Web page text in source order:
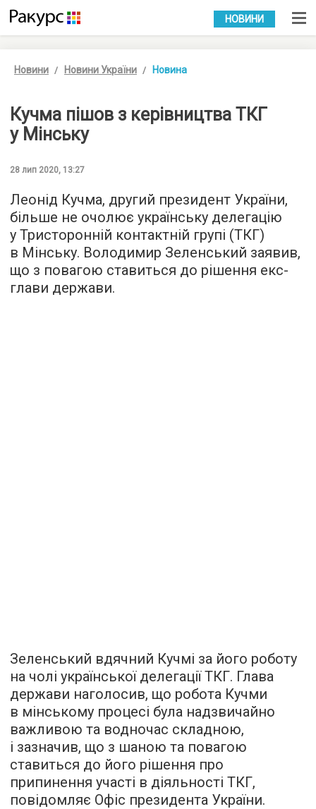
УКР РУС
НОВИНИ
Новини Новини України Новина
Кучма пішов з керівництва ТКГ
у Мінську
28 лип 2020, 13:27
Леонід Кучма, другий президент України,
більше не очолює українську делегацію
у Тристоронній контактній групі (ТКГ)
в Мінську. Володимир Зеленський заявив,
що з повагою ставиться до рішення екс-
глави держави.
Зеленський вдячний Кучмі за його роботу
на чолі української делегації ТКГ. Глава
держави наголосив, що робота Кучми
в мінському процесі була надзвичайно
важливою та водночас складною,
і зазначив, що з шаною та повагою
ставиться до його рішення про
припинення участі в діяльності ТКГ,
повідомляє Офіс президента України.